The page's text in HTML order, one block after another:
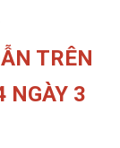
TRÊN
NGÀY 3